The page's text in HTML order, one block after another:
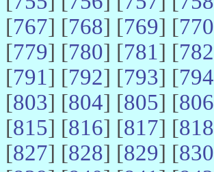
[767] [768] [769] [770
[779] [780] [781] [782
[791] [792] [793] [794
[803] [804] [805] [806
[815] [816] [817] [818
[827] [828] [829] [830